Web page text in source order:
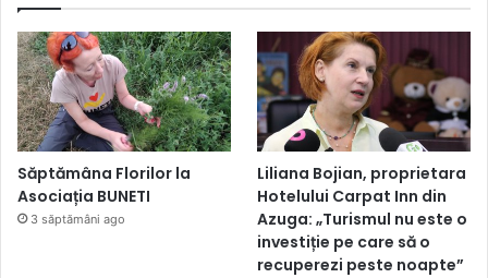
Săptămâna Florilor la
Asociația BUNETI
3 săptămâni ago
Liliana Bojian, proprietara
Hotelului Carpat Inn din
Azuga: „Turismul nu este o
investiție pe care să o
recuperezi peste noapte”